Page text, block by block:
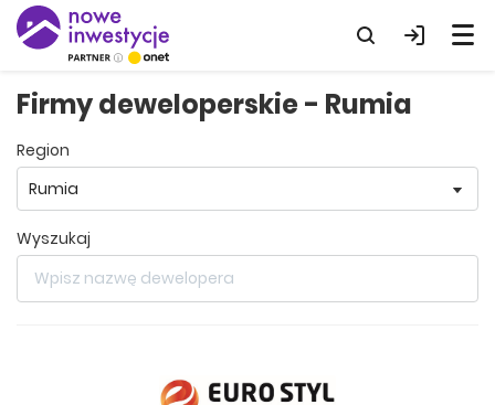
Firmy deweloperskie - Rumia
region
wyszukaj